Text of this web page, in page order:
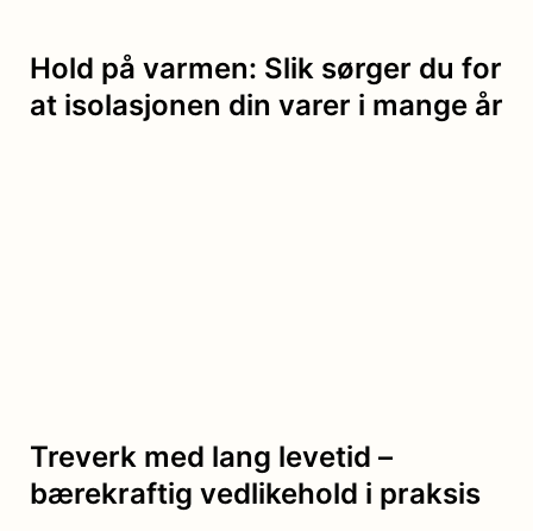
Hold på varmen: Slik sørger du for
at isolasjonen din varer i mange år
Treverk med lang levetid –
bærekraftig vedlikehold i praksis